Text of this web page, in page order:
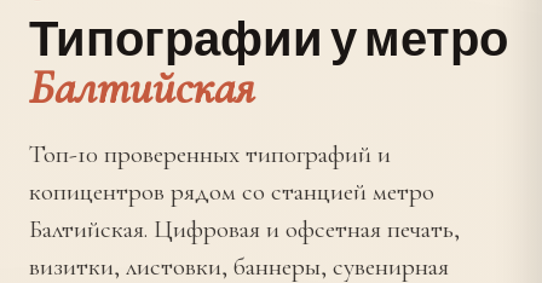
Типографии у метро
Балтийская
Топ-10 проверенных типографий и
копицентров рядом со станцией метро
Балтийская. Цифровая и офсетная печать,
визитки, листовки, баннеры, сувенирная